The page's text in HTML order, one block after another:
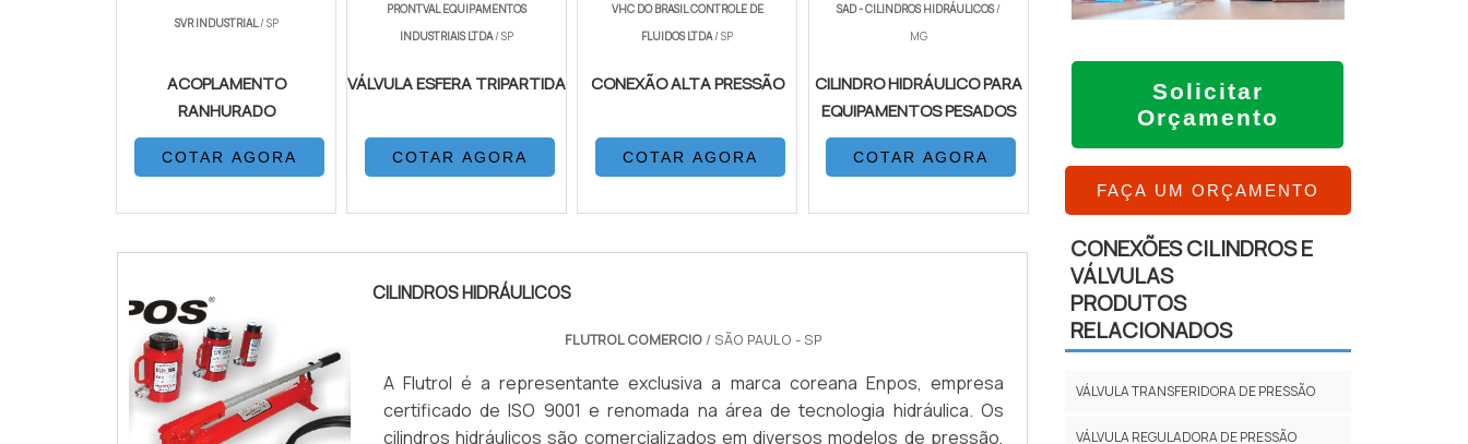
SVR INDUSTRIAL/ SP
ACOPLAMENTO
RANHURADO
COTAR AGORA
PRONTVAL EQUIPAMENTOS
INDUSTRIAIS LTDA/ SP
VÁLVULA ESFERA TRIPARTIDA
COTAR AGORA
VHC DO BRASIL CONTROLE DE
FLUIDOS LTDA/ SP
CONEXÃO ALTA PRESSÃO
COTAR AGORA
SAD - CILINDROS HIDRÁULICOS/
MG
CILINDRO HIDRÁULICO PARA
EQUIPAMENTOS PESADOS
COTAR AGORA
CILINDROS HIDRÁULICOS
FLUTROL COMERCIO / SÃO PAULO - SP
A Flutrol é a representante exclusiva a marca coreana Enpos, empresa
certificado de ISO 9001 e renomada na área de tecnologia hidráulica. Os
cilindros hidráulicos são comercializados em diversos modelos de pressão,
Solicitar
Orçamento
FAÇA UM ORÇAMENTO
CONEXÕES CILINDROS E
VÁLVULAS
PRODUTOS
RELACIONADOS
VÁLVULA TRANSFERIDORA DE PRESSÃO
VÁLVULA REGULADORA DE PRESSÃO